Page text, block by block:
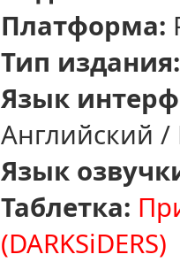
Платформа:
Тип издания:
Язык
Английский /
Язык
Таблетка:
(DARKSiDERS)